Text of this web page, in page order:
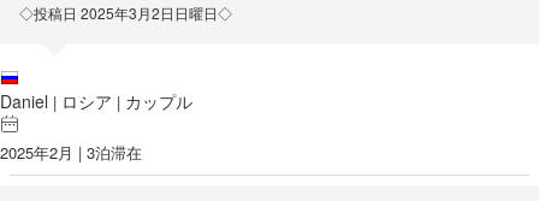
◇投稿日 2025年3月2日日曜日◇
Daniel | ロシア | カップル
2025年2月 | 3泊滞在